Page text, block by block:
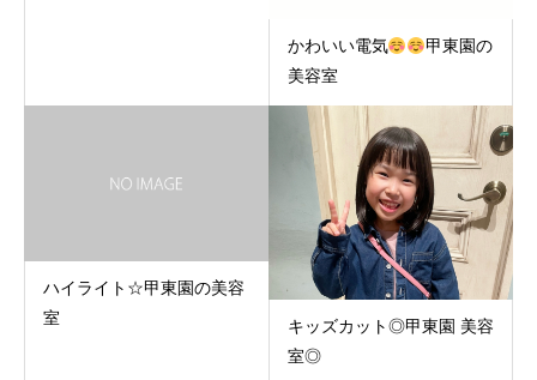
かわいい電気
甲東園の
美容室
ハイライト☆甲東園の美容
室
キッズカット◎甲東園 美容
室◎